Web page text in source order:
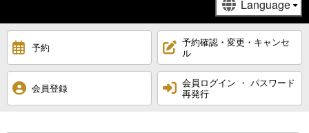
予約
予約確認・変更・キャンセ
ル
会員登録
会員ログイン ・ パスワード
再発行